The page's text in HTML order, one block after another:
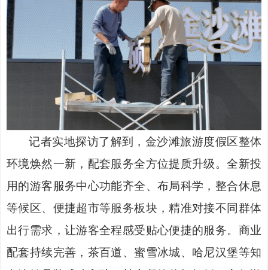
记者实地探访了解到，金沙滩旅游度假区整体
环境焕然一新，配套服务全方位提质升级。全新投
用的游客服务中心功能齐全、布局科学，整合休息
等候区、便捷超市等服务板块，精准对接不同群体
出行需求，让游客全程感受贴心便捷的服务。商业
配套持续完善，茶百道、蜜雪冰城、哈尼汉堡等知